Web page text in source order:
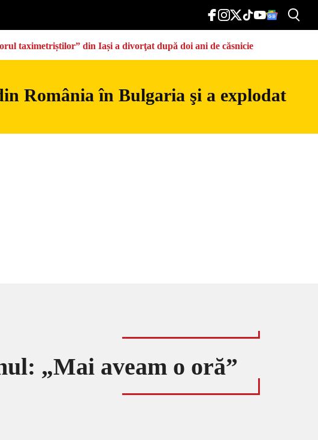
taximetriștilor” din Iași a divorţat după doi ani de căsnicie
România în Bulgaria şi a explodat
„Mai aveam o oră”